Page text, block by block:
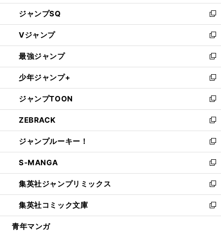
し
い
ウ
ィ
ン
ド
ウ
で
開
く
ジャンプSQ
新
し
い
ウ
ィ
ン
ド
ウ
で
開
く
Vジャンプ
新
し
い
ウ
ィ
ン
ド
ウ
で
開
く
最強ジャンプ
新
し
い
ウ
ィ
ン
ド
ウ
で
開
く
少年ジャンプ+
新
し
い
ウ
ィ
ン
ド
ウ
で
開
く
ジャンプTOON
新
し
い
ウ
ィ
ン
ド
ウ
で
開
く
ZEBRACK
新
し
い
ウ
ィ
ン
ド
ウ
で
開
ジャンプルーキー！
新
し
い
ウ
ィ
ン
ド
ウ
S-MANGA
新
し
い
ウ
ィ
ン
集英社ジャンプリミックス
新
し
い
ウ
集英社コミック文庫
新
し
青年マンガ